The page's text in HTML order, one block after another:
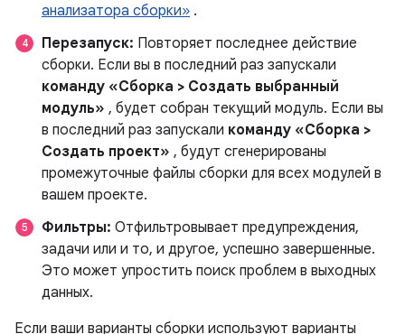
анализатора сборки» .
Перезапуск: Повторяет последнее действие
сборки. Если вы в последний раз запускали
команду «Сборка > Создать выбранный
модуль» , будет собран текущий модуль. Если вы
в последний раз запускали команду «Сборка >
Создать проект» , будут сгенерированы
промежуточные файлы сборки для всех модулей в
вашем проекте.
Фильтры: Отфильтровывает предупреждения,
задачи или и то, и другое, успешно завершенные.
Это может упростить поиск проблем в выходных
данных.
Если ваши варианты сборки используют варианты